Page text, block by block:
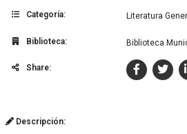
Categoría: Literatura
Biblioteca: Biblioteca
Share:
Descripción: